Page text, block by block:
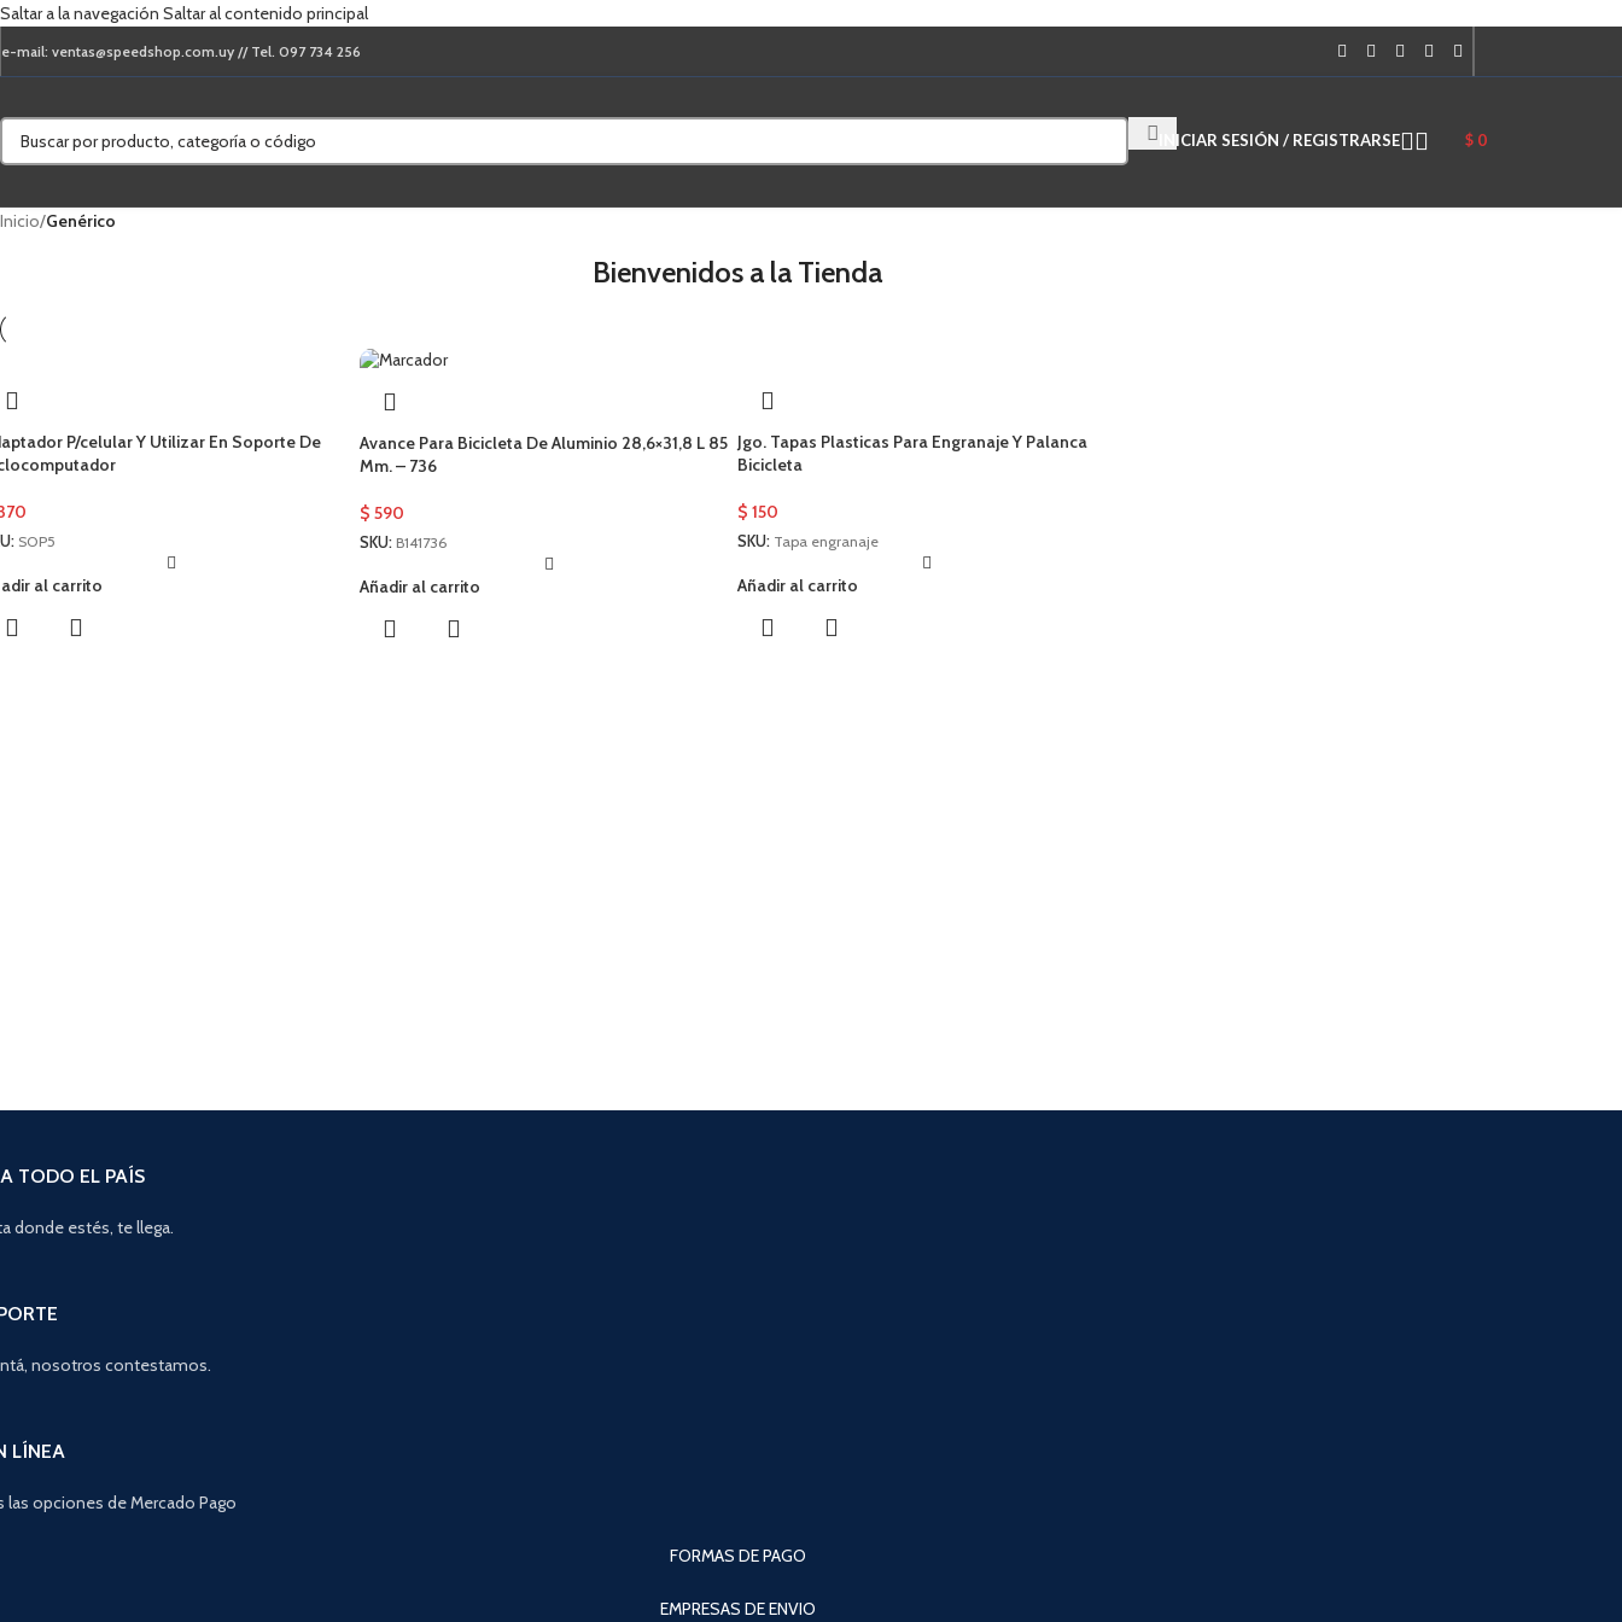
Saltar a la navegación Saltar al contenido principal
e-mail: ventas@speedshop.com.uy // Tel. 097 734 256
Cuando hay resultados autocompletados, puedes utilizar las
INICIAR SESIÓN / REGISTRARSE $ 0
Inicio/Genérico
Bienvenidos a la Tienda
P/celular Y Utilizar En Soporte De
SOP5
al carrito
Avance Para Bicicleta De Aluminio 28,6×31,8 L 85
Mm. – 736
$ 590
SKU: B141736
Añadir al carrito
Jgo. Tapas Plasticas Para Engranaje Y Palanca
Bicicleta
$ 150
SKU: Tapa engranaje
Añadir al carrito
TODO EL PAÍS
donde estés, te llega.
nosotros contestamos.
LÍNEA
las opciones de Mercado Pago
FORMAS DE PAGO
EMPRESAS DE ENVIO